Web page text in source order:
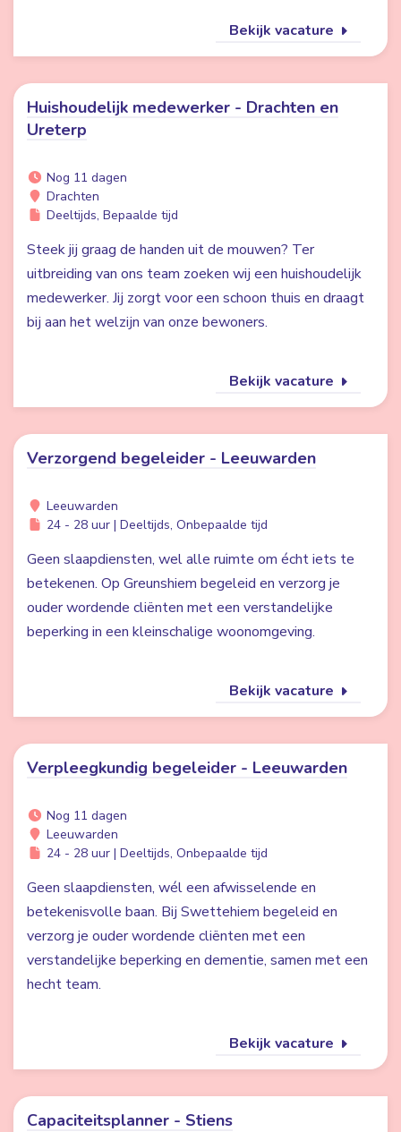
Bekijk vacature
Huishoudelijk medewerker - Drachten en
Ureterp
Nog 11 dagen
Drachten
Deeltijds, Bepaalde tijd
Steek jij graag de handen uit de mouwen? Ter
uitbreiding van ons team zoeken wij een huishoudelijk
medewerker. Jij zorgt voor een schoon thuis en draagt
bij aan het welzijn van onze bewoners.
Bekijk vacature
Verzorgend begeleider - Leeuwarden
Leeuwarden
24 - 28 uur | Deeltijds, Onbepaalde tijd
Geen slaapdiensten, wel alle ruimte om écht iets te
betekenen. Op Greunshiem begeleid en verzorg je
ouder wordende cliënten met een verstandelijke
beperking in een kleinschalige woonomgeving.
Bekijk vacature
Verpleegkundig begeleider - Leeuwarden
Nog 11 dagen
Leeuwarden
24 - 28 uur | Deeltijds, Onbepaalde tijd
Geen slaapdiensten, wél een afwisselende en
betekenisvolle baan. Bij Swettehiem begeleid en
verzorg je ouder wordende cliënten met een
verstandelijke beperking en dementie, samen met een
hecht team.
Bekijk vacature
Capaciteitsplanner - Stiens